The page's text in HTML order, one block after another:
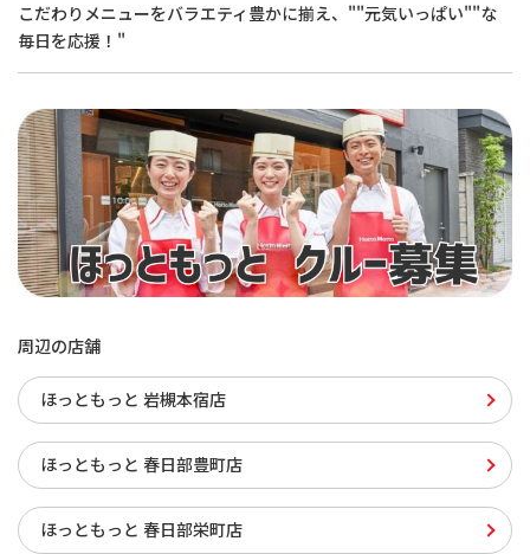
こだわりメニューをバラエティ豊かに揃え、""元気いっぱい""な
毎日を応援！"
周辺の店舗
ほっともっと 岩槻本宿店
ほっともっと 春日部豊町店
ほっともっと 春日部栄町店